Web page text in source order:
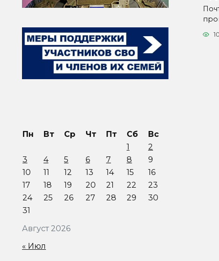
Август 2026
Пн Вт Ср Чт Пт Сб
Вс
1
2
3
4 5 6 7 8
9
10
11 12 13 14 15
16
17
18 19 20 21 22
23
24
25 26 27 28 29
30
31
« Июл